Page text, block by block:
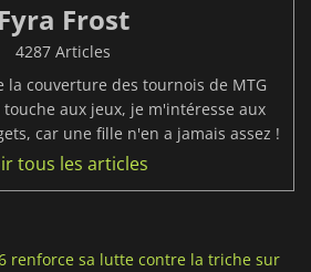
Fyra Frost
4287 Articles
la couverture des tournois de MTG
aux jeux, je m'intéresse aux
car une fille n'en a jamais assez !
tous les articles
renforce sa lutte contre la triche sur